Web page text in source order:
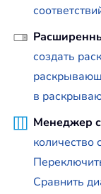
создать
в
Менеджер
количество
Сравнить